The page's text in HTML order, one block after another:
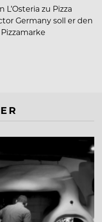
zu Pizza
Germany soll er den